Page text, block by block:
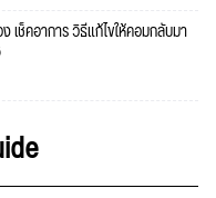
ช็คอาการ วิธีแก้ไขให้คอมกลับมา